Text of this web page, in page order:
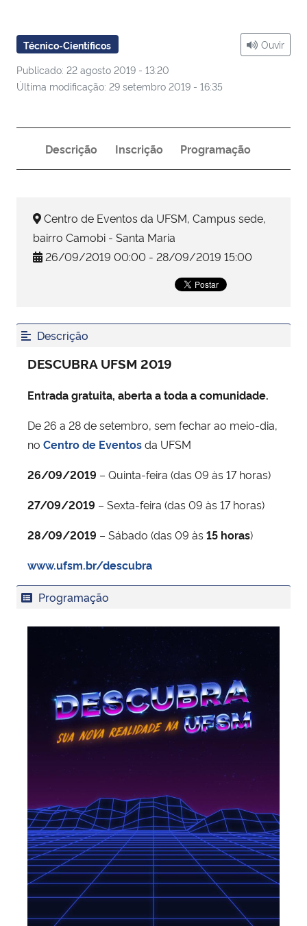
Ministério da Saúde
Ministério de Minas e Energia
Ministério do Meio Ambiente
Controladoria-Geral da União
Secretaria-Geral
Advocacia-Geral da União
Técnico-Científicos
Publicado: 22 agosto 2019 - 13:20
Última modificação: 29 setembro 2019 - 16:35
Ouvir
Descrição Inscrição Programação
Centro de Eventos da UFSM, Campus sede,
bairro Camobi - Santa Maria
26/09/2019 00:00 - 28/09/2019 15:00
Descrição
DESCUBRA UFSM 2019
Entrada gratuita, aberta a toda a comunidade.
De 26 a 28 de setembro, sem fechar ao meio-dia,
no Centro de Eventosda UFSM
26/09/2019 – Quinta-feira (das 09 às 17 horas)
27/09/2019 – Sexta-feira (das 09 às 17 horas)
28/09/2019 – Sábado (das 09 às 15 horas)
www.ufsm.br/descubra
Programação